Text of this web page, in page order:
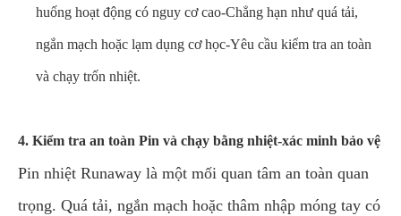
huống hoạt động có nguy cơ cao-Chẳng hạn như quá tải,
ngắn mạch hoặc lạm dụng cơ học-Yêu cầu kiểm tra an toàn
và chạy trốn nhiệt.
4. Kiểm tra an toàn Pin và chạy bằng nhiệt-xác minh bảo vệ
Pin nhiệt Runaway là một mối quan tâm an toàn quan
trọng. Quá tải, ngắn mạch hoặc thâm nhập móng tay có